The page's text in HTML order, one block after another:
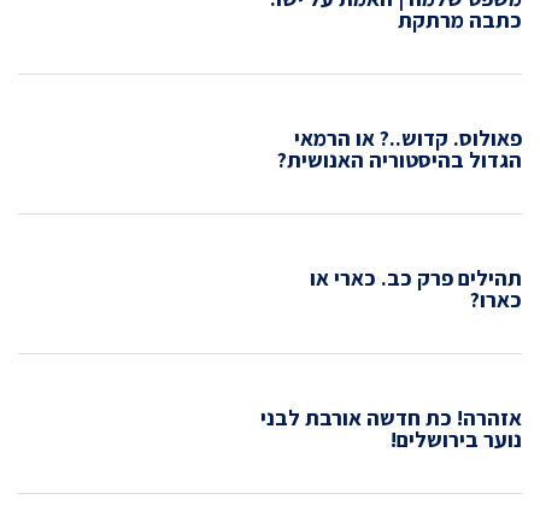
כתבה מרתקת
פאולוס. קדוש..? או הרמאי
הגדול בהיסטוריה האנושית?
תהילים פרק כב. כארי או
כארו?
אזהרה! כת חדשה אורבת לבני
נוער בירושלים!